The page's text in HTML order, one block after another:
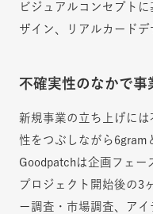
ビジュアルコンセプト
ザイン、リアルカードデ
不確実性のなかで事
新規事業の立ち上げに
性をつぶしながら6gram
Goodpatchは企画フェー
プロジェクト開始後の3
ー調査・市場調査、ア